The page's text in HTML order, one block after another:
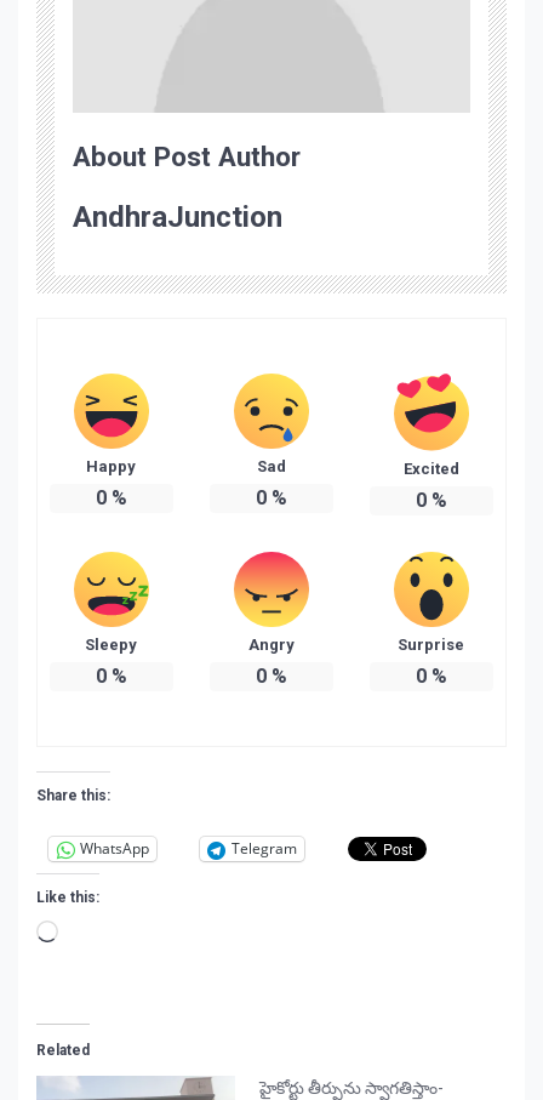
About Post Author
AndhraJunction
Happy
0%
Sad
0%
Excited
0%
Sleepy
0%
Angry
0%
Surprise
0%
Share this:
WhatsApp Telegram
Like this:
Loading…
Related
హైకోర్టు తీర్పును స్వాగతిస్తాం-